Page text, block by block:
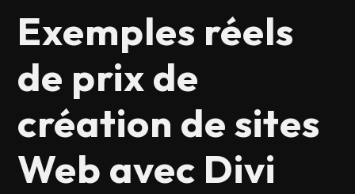
Exemples réels
de prix de
création de sites
Web avec Divi